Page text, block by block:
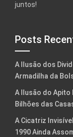
juntos!
Posts
A Ilusão dos
Armadilha da
A Ilusão do Apito
Bilhões das
A Cicatriz
1990 Ainda